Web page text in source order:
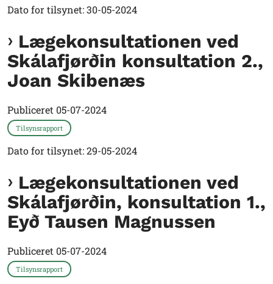
Dato for tilsynet: 30-05-2024
Lægekonsultationen ved
Skálafjørðin konsultation 2.,
Joan Skibenæs
Publiceret 05-07-2024
Tilsynsrapport
Dato for tilsynet: 29-05-2024
Lægekonsultationen ved
Skálafjørðin, konsultation 1.,
Eyð Tausen Magnussen
Publiceret 05-07-2024
Tilsynsrapport